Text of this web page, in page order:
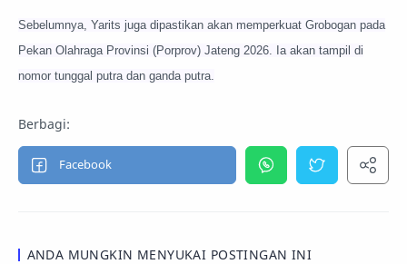
Sebelumnya, Yarits juga dipastikan akan memperkuat Grobogan pada
Pekan Olahraga Provinsi (Porprov) Jateng 2026. Ia akan tampil di
nomor tunggal putra dan ganda putra.
ANDA MUNGKIN MENYUKAI POSTINGAN INI